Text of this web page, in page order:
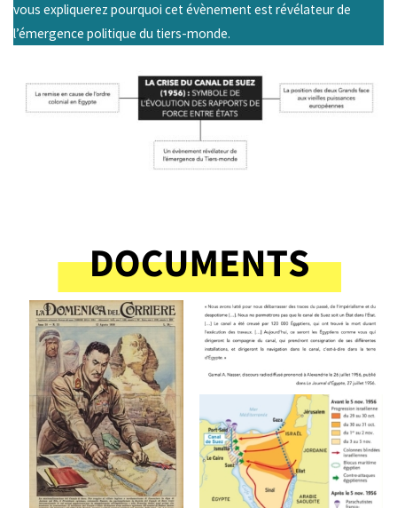
vous expliquerez pourquoi cet évènement est révélateur de
l’émergence politique du tiers-monde.